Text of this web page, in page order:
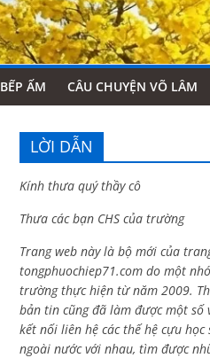
BẾP ẤM CÂU CHUYỆN VÕ LÂM
LỜI DẪN
Kính thưa quý thầy cô
Thưa các bạn CHS của trường
Trang web này là bộ mới của
tongphuochiep71.com do một
trường thực hiện từ năm 2009.
bản tin cũng đã làm được một số
kết nối liên hệ các thế hệ cựu học
ngoài nước với nhau, tìm được